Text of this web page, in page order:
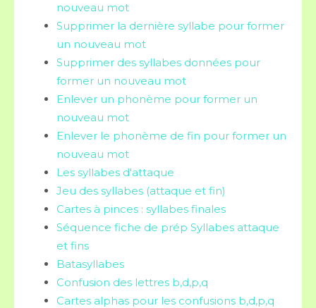
nouveau mot
Supprimer la dernière syllabe pour former
un nouveau mot
Supprimer des syllabes données pour
former un nouveau mot
Enlever un phonème pour former un
nouveau mot
Enlever le phonème de fin pour former un
nouveau mot
Les syllabes d'attaque
Jeu des syllabes (attaque et fin)
Cartes à pinces : syllabes finales
Séquence fiche de prép Syllabes attaque
et fins
Batasyllabes
Confusion des lettres b,d,p,q
Cartes alphas pour les confusions b,d,p,q